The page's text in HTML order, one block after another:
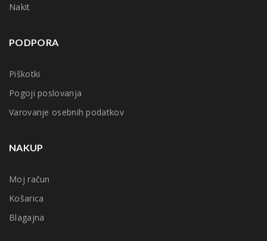
Nakit
PODPORA
Piškotki
Pogoji poslovanja
Varovanje osebnih podatkov
NAKUP
Moj račun
Košarica
Blagajna